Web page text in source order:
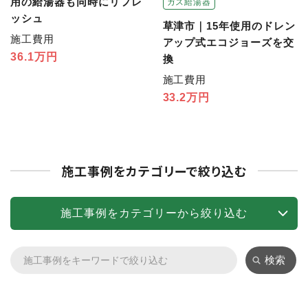
ッシュ
施工費用
36.1万円
草津市｜15年使用のドレン
アップ式エコジョーズを交
換
施工費用
33.2万円
施工事例をカテゴリーで絞り込む
施工事例をカテゴリーから絞り込む
検索